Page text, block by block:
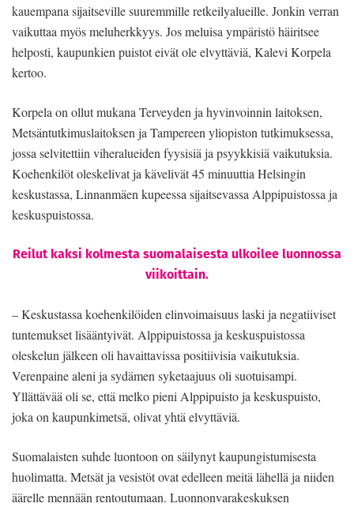
kauempana sijaitseville suuremmille retkeilyalueille. Jonkin verran
vaikuttaa myös meluherkkyys. Jos meluisa ympäristö häiritsee
helposti, kaupunkien puistot eivät ole elvyttäviä, Kalevi Korpela
kertoo.
Korpela on ollut mukana Terveyden ja hyvinvoinnin laitoksen,
Metsäntutkimuslaitoksen ja Tampereen yliopiston tutkimuksessa,
jossa selvitettiin viheralueiden fyysisiä ja psyykkisiä vaikutuksia.
Koehenkilöt oleskelivat ja kävelivät 45 minuuttia Helsingin
keskustassa, Linnanmäen kupeessa sijaitsevassa Alppipuistossa ja
keskuspuistossa.
Reilut kaksi kolmesta suomalaisesta ulkoilee luonnossa
viikoittain.
– Keskustassa koehenkilöiden elinvoimaisuus laski ja negatiiviset
tuntemukset lisääntyivät. Alppipuistossa ja keskuspuistossa
oleskelun jälkeen oli havaittavissa positiivisia vaikutuksia.
Verenpaine aleni ja sydämen syketaajuus oli suotuisampi.
Yllättävää oli se, että melko pieni Alppipuisto ja keskuspuisto,
joka on kaupunkimetsä, olivat yhtä elvyttäviä.
Suomalaisten suhde luontoon on säilynyt kaupungistumisesta
huolimatta. Metsät ja vesistöt ovat edelleen meitä lähellä ja niiden
äärelle mennään rentoutumaan. Luonnonvarakeskuksen